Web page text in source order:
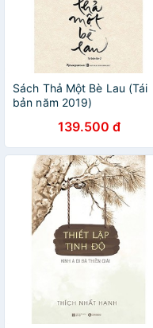
Sách Thả Một Bè Lau (Tái
bản năm 2019)
139.500 đ